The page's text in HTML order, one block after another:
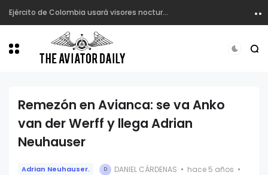
Los Harbin Y12 de Satena están fuera de operación.
Remezón en Avianca: se va Anko
van der Werff y llega Adrian
Neuhauser
Adrian Neuhauser. D DANIEL CÁRDENAS
hace 5 años